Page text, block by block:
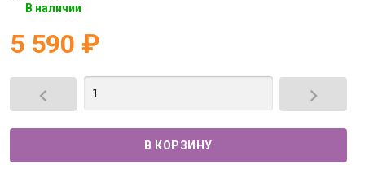
В наличии
5 590 ₽
 